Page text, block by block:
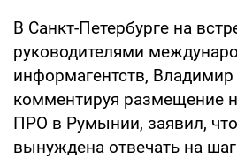
В Санкт-Петербурге на
руководителями
информагентств,
комментируя размещение
ПРО в Румынии, заявил,
вынуждена отвечать на